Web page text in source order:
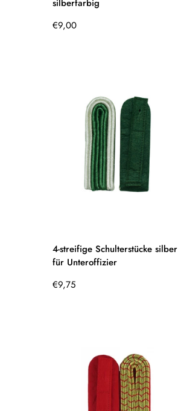
silberfarbig
Regulärer
€9,00
4-streifige Schulterstücke silber
für Unteroffizier
Regulärer
€9,75